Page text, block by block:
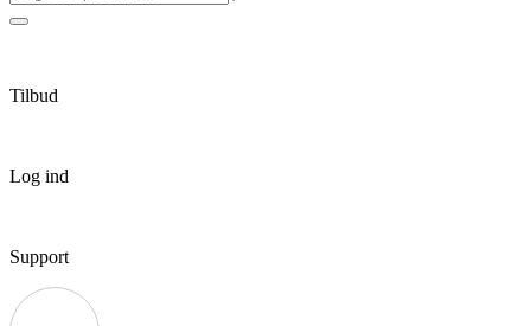
Tilbud
Log ind
Support